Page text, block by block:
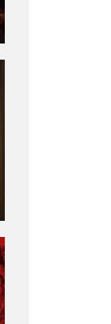
初のソロ・ア
」をリリ